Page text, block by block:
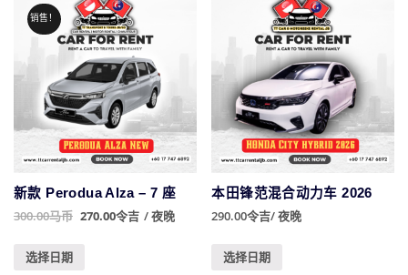
销售！
新款 Perodua Alza – 7 座
300.00马币 270.00令吉 / 夜晚
选择日期
本田锋范混合动力车 2026
290.00令吉/ 夜晚
选择日期